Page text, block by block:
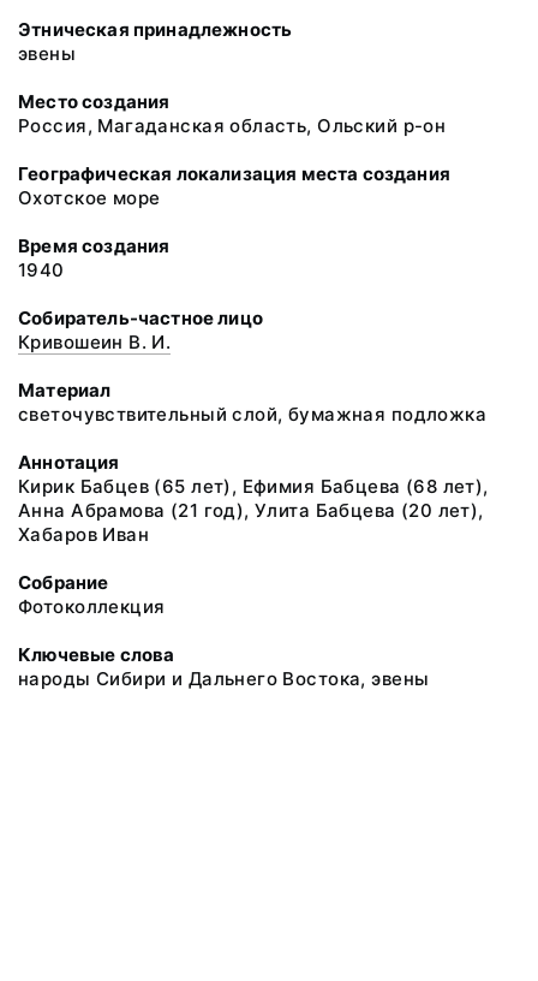
Этническая принадлежность
эвены
Место создания
Россия, Магаданская область, Ольский р-он
Географическая локализация места создания
Охотское море
Время создания
1940
Собиратель-частное лицо
Кривошеин В. И.
Материал
светочувствительный слой, бумажная подложка
Аннотация
Кирик Бабцев (65 лет), Ефимия Бабцева (68 лет),
Анна Абрамова (21 год), Улита Бабцева (20 лет),
Хабаров Иван
Собрание
Фотоколлекция
Ключевые слова
народы Сибири и Дальнего Востока, эвены